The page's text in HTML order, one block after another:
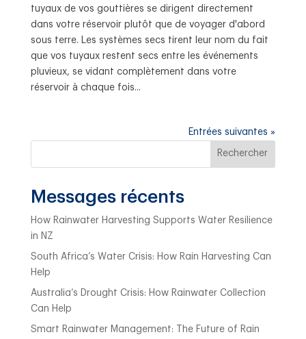
tuyaux de vos gouttières se dirigent directement
dans votre réservoir plutôt que de voyager d'abord
sous terre. Les systèmes secs tirent leur nom du fait
que vos tuyaux restent secs entre les événements
pluvieux, se vidant complètement dans votre
réservoir à chaque fois...
Entrées suivantes »
Rechercher
Messages récents
How Rainwater Harvesting Supports Water Resilience
in NZ
South Africa’s Water Crisis: How Rain Harvesting Can
Help
Australia’s Drought Crisis: How Rainwater Collection
Can Help
Smart Rainwater Management: The Future of Rain